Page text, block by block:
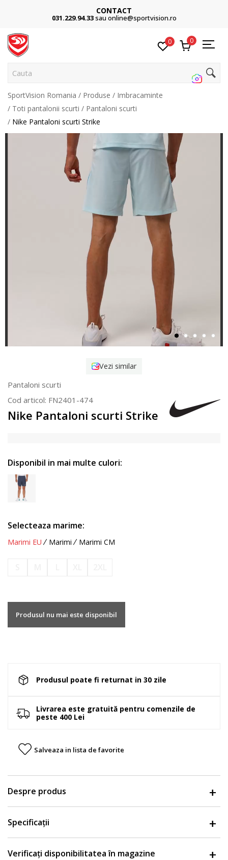
CONTACT
031.229.94.33sau online@sportvision.ro
0 0
Cauta p
SportVision Romania Produse
Imbracaminte
Toti pantalonii scurti
Pantaloni scurti
Nike Pantaloni scurti Strike
Vezi similar
Pantaloni scurti
Cod articol: FN2401-474
Nike Pantaloni scurti Strike
Disponibil in mai multe culori:
Selecteaza marime:
Marimi EU Marimi Marimi CM
Produsul nu mai este disponibil
Produsul poate fi returnat in 30 zile
Livrarea este gratuită pentru comenzile de
peste 400 Lei
Salveaza in lista de favorite
Despre produs
Specificații
Verificați disponibilitatea în magazine